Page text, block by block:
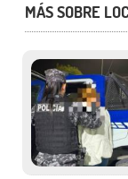
MÁS SOBRE